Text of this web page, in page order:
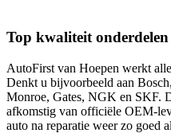
Top kwaliteit onderdelen
AutoFirst van Hoepen werkt
Denkt u bijvoorbeeld aan
Monroe, Gates, NGK en SKF.
afkomstig van officiële OEM-
auto na reparatie weer zo goed